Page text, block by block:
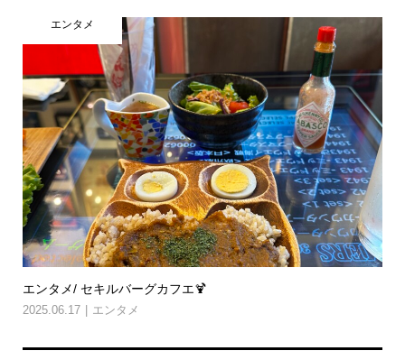
エンタメ
エンタメ/ セキルバーグカフエ🍹
2025.06.17 エンタメ